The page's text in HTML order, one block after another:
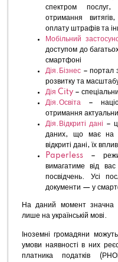
спектром послуг,
отримання
оплату штрафів та
Мобільний
доступом до
смартфоні
Дія.Бізнес – портал
розвитку та
Дія City –
Дія.Освіта –
отримання
Дія.Відкриті дані –
даних, що має на
відкриті дані, їх
Paperless –
вимагатиме від
посвідчень. Усі
документи — у
На даний момент значна
лише на українській мові.
Іноземні громадяни
умови наявності в них
платника податків